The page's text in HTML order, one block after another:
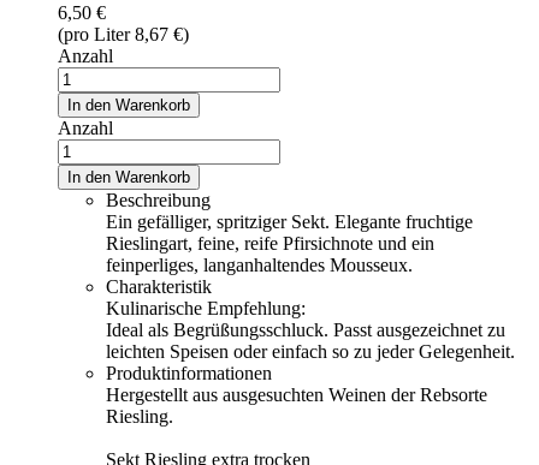
6,50 €
(pro Liter 8,67 €)
Anzahl
In den Warenkorb
Anzahl
In den Warenkorb
Beschreibung
Ein gefälliger, spritziger Sekt. Elegante fruchtige
Rieslingart, feine, reife Pfirsichnote und ein
feinperliges, langanhaltendes Mousseux.
Charakteristik
Kulinarische Empfehlung:
Ideal als Begrüßungsschluck. Passt ausgezeichnet zu
leichten Speisen oder einfach so zu jeder Gelegenheit.
Produktinformationen
Hergestellt aus ausgesuchten Weinen der Rebsorte
Riesling.
Sekt Riesling extra trocken